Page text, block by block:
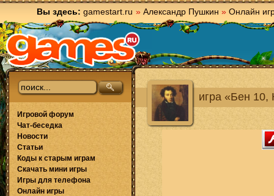
Вы здесь: gamestart.ru » Александр Пушкин » Онлайн
игра «Бен 10,
Игровой форум
Чат-беседка
Новости
Статьи
Коды к старым играм
Скачать мини игры
Игры для телефона
Онлайн игры